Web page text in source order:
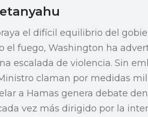
el difícil equilibrio del
el fuego, Washington ha
escalada de violencia. Sin
claman por medidas
a Hamas genera debate
vez más dirigido por la